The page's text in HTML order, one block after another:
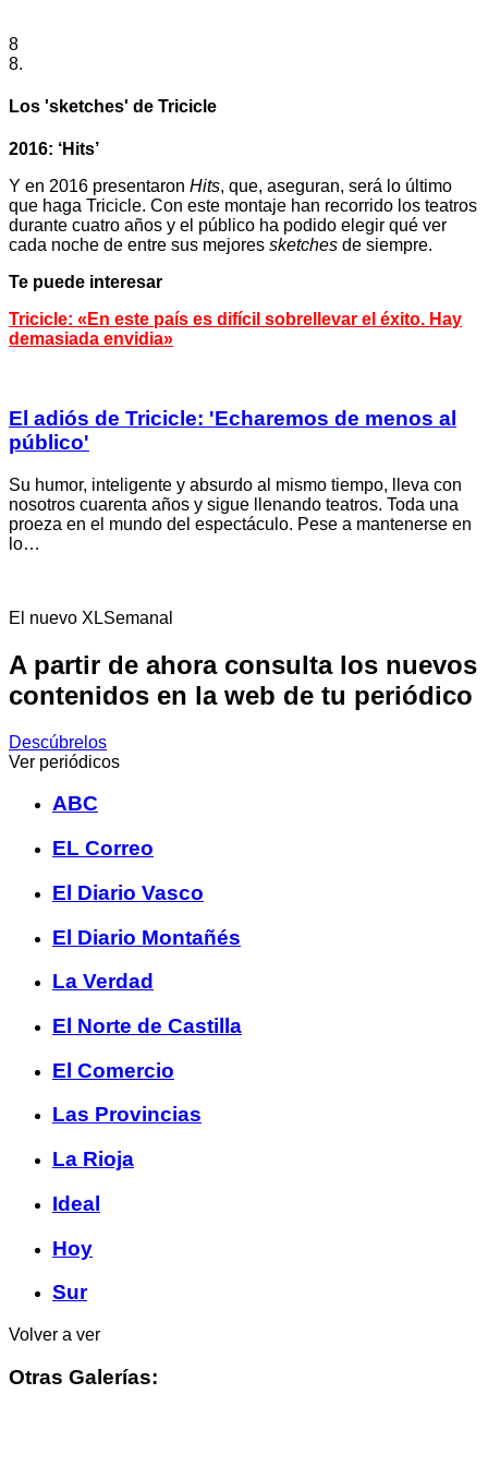
8
8.
Los 'sketches' de Tricicle
2016: ‘Hits’
Y en 2016 presentaron Hits, que, aseguran, será lo último
que haga Tricicle. Con este montaje han recorrido los teatros
durante cuatro años y el público ha podido elegir qué ver
cada noche de entre sus mejores sketches de siempre.
Te puede interesar
Tricicle: «En este país es difícil sobrellevar el éxito. Hay
demasiada envidia»
El adiós de Tricicle: 'Echaremos de menos al
público'
Su humor, inteligente y absurdo al mismo tiempo, lleva con
nosotros cuarenta años y sigue llenando teatros. Toda una
proeza en el mundo del espectáculo. Pese a mantenerse en
lo…
El nuevo XLSemanal
A partir de ahora consulta los nuevos
contenidos en la web de tu periódico
Descúbrelos
Ver periódicos
ABC
EL Correo
El Diario Vasco
El Diario Montañés
La Verdad
El Norte de Castilla
El Comercio
Las Provincias
La Rioja
Ideal
Hoy
Sur
Volver a ver
Otras Galerías: